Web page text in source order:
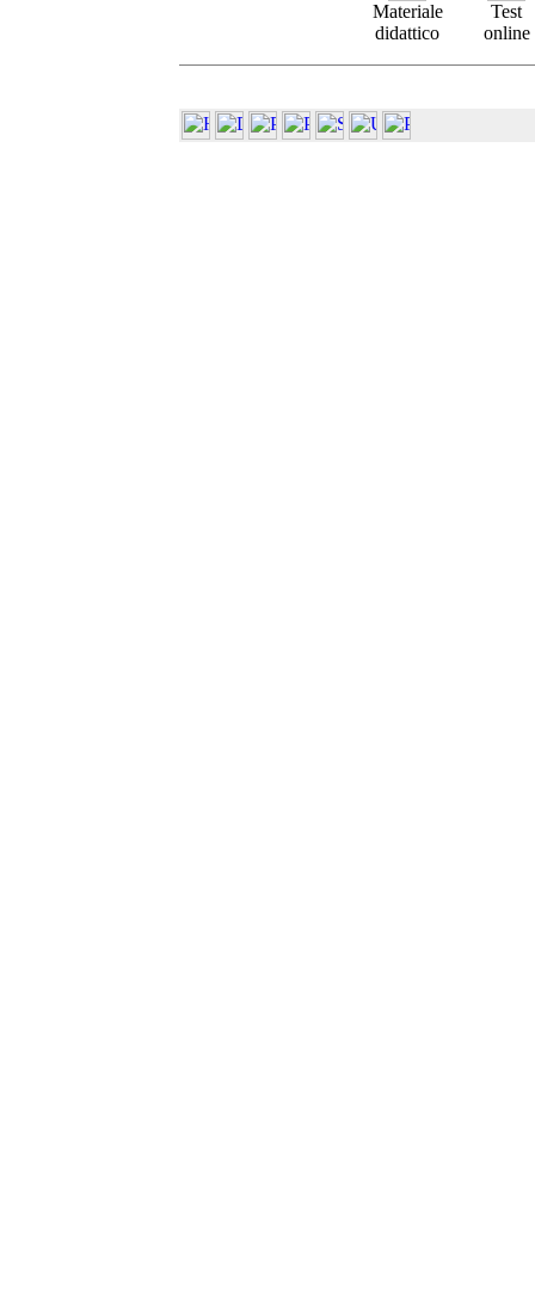
Materiale
didattico
Test
online